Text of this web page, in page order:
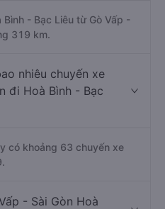
- Bạc Liêu từ Gò Vấp -
319 km.
nhiêu chuyến xe
đi Hoà Bình - Bạc
có khoảng 63 chuyến xe
- Sài Gòn Hoà